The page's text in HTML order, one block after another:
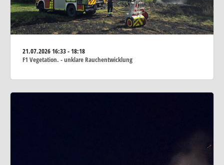
21.07.202616:33 - 18:18
F1 Vegetation. - unklare Rauchentwicklung